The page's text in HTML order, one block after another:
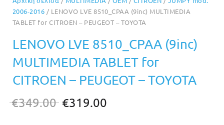
2006-2016 / LENOVO LVE 8510_CPAA (9inc) MULTIMEDIA
TABLET for CITROEN – PEUGEOT – TOYOTA
LENOVO LVE 8510_CPAA (9inc)
MULTIMEDIA TABLET for
CITROEN – PEUGEOT – TOYOTA
€349.00 Original
€319.00